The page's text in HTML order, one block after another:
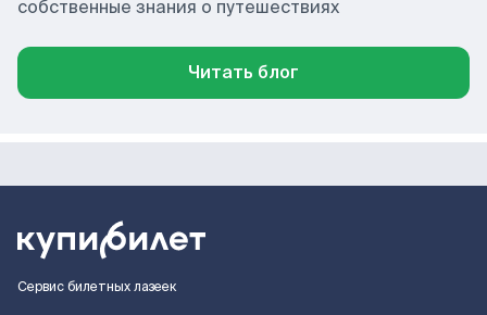
собственные знания о путешествиях
Читать блог
Сервис билетных лазеек